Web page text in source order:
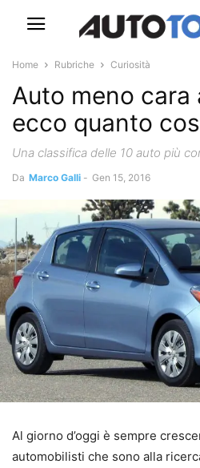
Home Rubriche Curiosità
Auto meno cara
ecco quanto
Una classifica delle 10 auto più
Da Marco Galli - Gen 15, 2016
Al giorno d’oggi è sempre
automobilisti che sono alla